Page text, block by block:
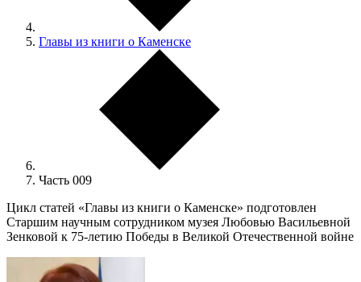
Главы из книги о Каменске
Часть 009
Цикл статей «Главы из книги о Каменске» подготовлен
Старшим научным сотрудником музея Любовью Васильевной
Зенковой к 75-летию Победы в Великой Отечественной войне